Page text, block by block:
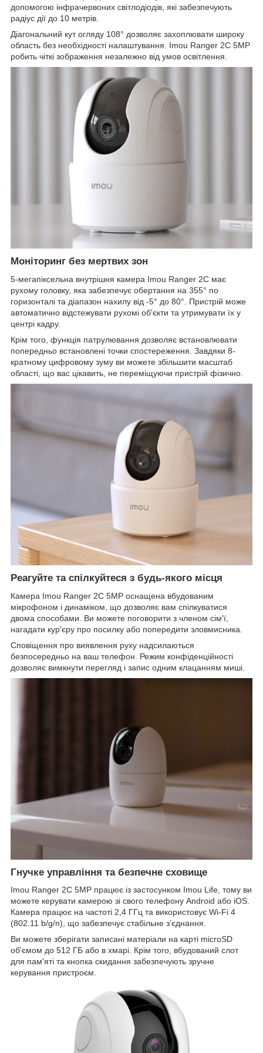
допомогою інфрачервоних світлодіодів, які забезпечують
радіус дії до 10 метрів.
Діагональний кут огляду 108° дозволяє захоплювати широку
область без необхідності налаштування. Imou Ranger 2C 5MP
робить чіткі зображення незалежно від умов освітлення.
Моніторинг без мертвих зон
5-мегапіксельна внутрішня камера Imou Ranger 2C має
рухому головку, яка забезпечує обертання на 355° по
горизонталі та діапазон нахилу від -5° до 80°. Пристрій може
автоматично відстежувати рухомі об'єкти та утримувати їх у
центрі кадру.
Крім того, функція патрулювання дозволяє встановлювати
попередньо встановлені точки спостереження. Завдяки 8-
кратному цифровому зуму ви можете збільшити масштаб
області, що вас цікавить, не переміщуючи пристрій фізично.
Реагуйте та спілкуйтеся з будь-якого місця
Камера Imou Ranger 2C 5MP оснащена вбудованим
мікрофоном і динаміком, що дозволяє вам спілкуватися
двома способами. Ви можете поговорити з членом сім'ї,
нагадати кур'єру про посилку або попередити зловмисника.
Сповіщення про виявлення руху надсилаються
безпосередньо на ваш телефон. Режим конфіденційності
дозволяє вимкнути перегляд і запис одним клацанням миші.
Гнучке управління та безпечне сховище
Imou Ranger 2C 5MP працює із застосунком Imou Life, тому ви
можете керувати камерою зі свого телефону Android або iOS.
Камера працює на частоті 2,4 ГГц та використовує Wi-Fi 4
(802.11 b/g/n), що забезпечує стабільне з’єднання.
Ви можете зберігати записані матеріали на карті microSD
об'ємом до 512 ГБ або в хмарі. Крім того, вбудований слот
для пам'яті та кнопка скидання забезпечують зручне
керування пристроєм.